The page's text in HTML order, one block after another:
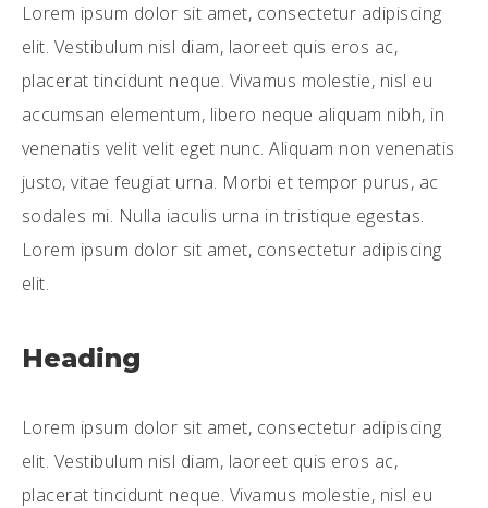
Lorem ipsum dolor sit amet, consectetur adipiscing
elit. Vestibulum nisl diam, laoreet quis eros ac,
placerat tincidunt neque. Vivamus molestie, nisl eu
accumsan elementum, libero neque aliquam nibh, in
venenatis velit velit eget nunc. Aliquam non venenatis
justo, vitae feugiat urna. Morbi et tempor purus, ac
sodales mi. Nulla iaculis urna in tristique egestas.
Lorem ipsum dolor sit amet, consectetur adipiscing
elit.
Heading
Lorem ipsum dolor sit amet, consectetur adipiscing
elit. Vestibulum nisl diam, laoreet quis eros ac,
placerat tincidunt neque. Vivamus molestie, nisl eu